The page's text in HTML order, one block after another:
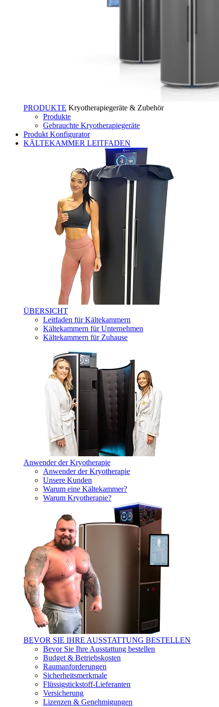
PRODUKTE Kryotherapiegeräte & Zubehör
Produkte
Gebrauchte Kryotherapiegeräte
Produkt Konfigurator
KÄLTEKAMMER LEITFADEN
ÜBERSICHT
Leitfaden für Kältekammern
Kältekammern für Unternehmen
Kältekammern für Zuhause
Anwender der Kryotherapie
Anwender der Kryotherapie
Unsere Kunden
Warum eine Kältekammer?
Warum Kryotherapie?
BEVOR SIE IHRE AUSSTATTUNG BESTELLEN
Bevor Sie Ihre Ausstattung bestellen
Budget & Betriebskosten
Raumanforderungen
Sicherheitsmerkmale
Flüssigstickstoff-Lieferanten
Versicherung
Lizenzen & Genehmigungen